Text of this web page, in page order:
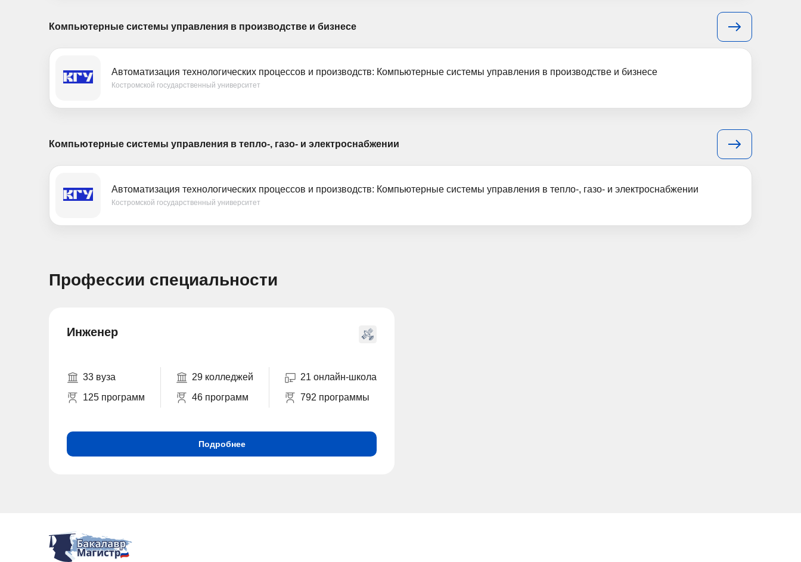
Компьютерные системы управления в производстве и бизнесе
Автоматизация технологических процессов и производств: Компьютерные системы управления в производстве и бизнесе
Костромской государственный университет
Компьютерные системы управления в тепло-, газо- и электроснабжении
Автоматизация технологических процессов и производств: Компьютерные системы управления в тепло-, газо- и электроснабжении
Костромской государственный университет
Профессии специальности
Инженер
33 вуза
125 программ
29 колледжей
46 программ
21 онлайн-школа
792 программы
Подробнее